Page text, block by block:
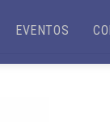
EVENTOS